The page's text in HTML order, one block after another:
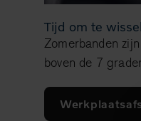
Tijd om te
Zomerbanden
boven de 7